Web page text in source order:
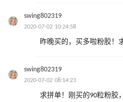
swing802319
2020-07-02 10:24:58
昨晚买的，买多啦粉胶！
swing802319
2020-07-02 08:14:23
求拼单！刚买的90粒粉胶